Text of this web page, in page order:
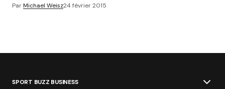
ParMichael Weisz24 février 2015
SPORT BUZZ BUSINESS